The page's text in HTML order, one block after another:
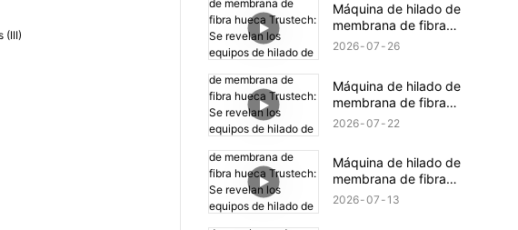
Máquina de hilado de
membrana de fibra
hueca Trustech: Se
2026 07 26
Máquina de hilado de
membrana de fibra
hueca Trustech: Se
2026 07 22
Máquina de hilado de
membrana de fibra
hueca Trustech: Se
2026 07 13